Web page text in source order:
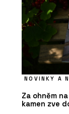
NOVINKY A
Za ohněm
kamen zve